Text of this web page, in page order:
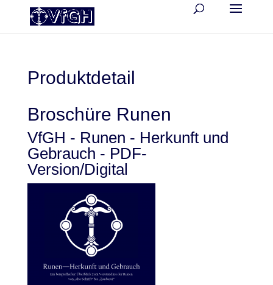
Produktdetail
Broschüre Runen
VfGH - Runen - Herkunft und
Gebrauch - PDF-
Version/Digital